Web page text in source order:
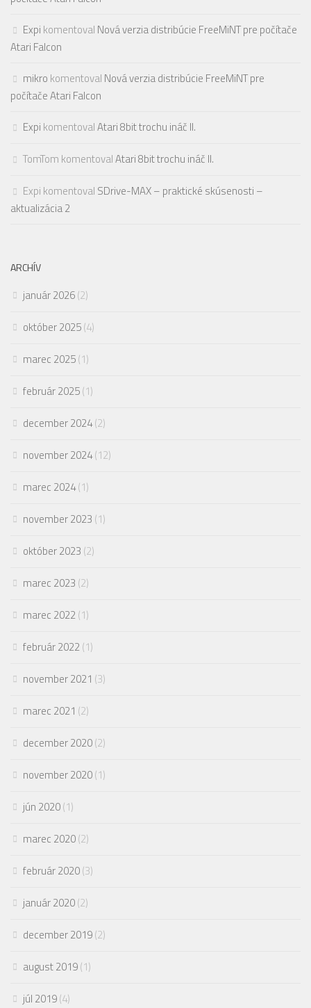
Expi komentoval Nová verzia distribúcie FreeMiNT pre počítače
Atari Falcon
mikro komentoval Nová verzia distribúcie FreeMiNT pre
počítače Atari Falcon
Expi komentovalAtari 8bit trochu ináč II.
TomTom komentovalAtari 8bit trochu ináč II.
Expi komentoval SDrive-MAX – praktické skúsenosti –
aktualizácia 2
ARCHÍV
január 2026(2)
október 2025(4)
marec 2025(1)
február 2025(1)
december 2024(2)
november 2024(12)
marec 2024(1)
november 2023 (1)
október 2023 (2)
marec 2023 (2)
marec 2022(1)
február 2022(1)
november 2021 (3)
marec 2021 (2)
december 2020(2)
november 2020(1)
jún 2020(1)
marec 2020(2)
február 2020(3)
január 2020(2)
december 2019(2)
august 2019(1)
júl 2019(4)